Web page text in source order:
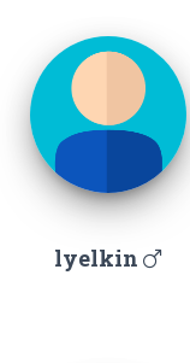
lyelkin